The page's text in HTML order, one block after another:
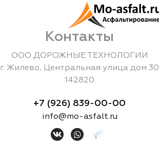
Контакты
ООО ДОРОЖНЫЕ ТЕХНОЛОГИИ
г. Жилево, Центральная улица дом 30
142820
+7 (926) 839-00-00
info@mo-asfalt.ru